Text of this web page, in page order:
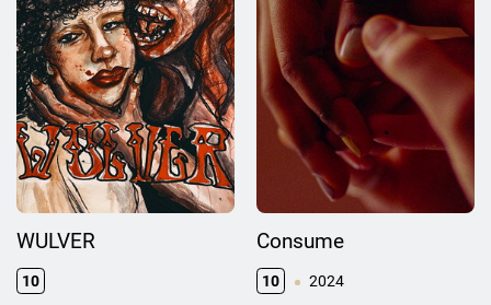
WULVER
10
Consume
10 2024